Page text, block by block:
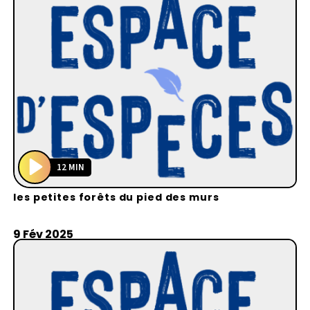
P
l
y
12 MIN
les petites forêts du pied des murs
9 Fév 2025